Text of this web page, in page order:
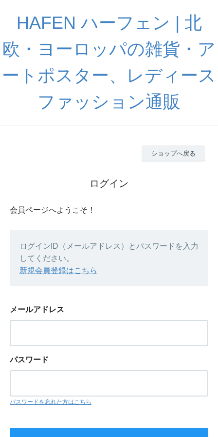
HAFEN ハーフェン | 北
欧・ヨーロッパの雑貨・ア
ートポスター、レディース
ファッション通販
ショップへ戻る
ログイン
会員ページへようこそ！
ログインID（メールアドレス）とパスワードを入力
してください。
新規会員登録はこちら
メールアドレス
パスワード
パスワードを忘れた方はこちら